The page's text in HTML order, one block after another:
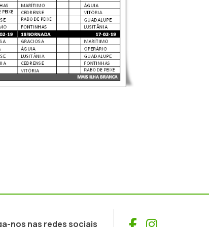
nos nas redes sociais